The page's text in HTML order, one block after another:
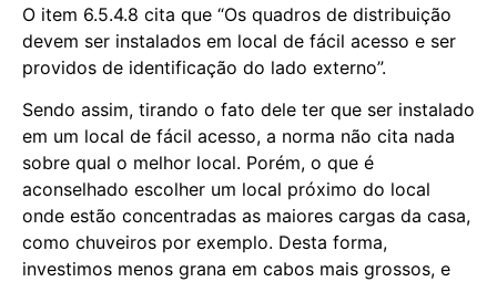
O item 6.5.4.8 cita que “Os quadros de distribuição
devem ser instalados em local de fácil acesso e ser
providos de identificação do lado externo”.
Sendo assim, tirando o fato dele ter que ser instalado
em um local de fácil acesso, a norma não cita nada
sobre qual o melhor local. Porém, o que é
aconselhado escolher um local próximo do local
onde estão concentradas as maiores cargas da casa,
como chuveiros por exemplo. Desta forma,
investimos menos grana em cabos mais grossos, e